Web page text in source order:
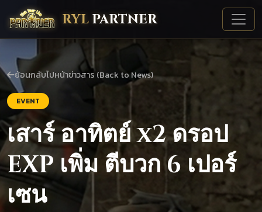
RYL PARTNER
ย้อนกลับไปหน้าข่าวสาร (Back to News)
EVENT
เสาร์ อาทิตย์ x2 ดรอป
EXP เพิ่ม ตีบวก 6 เปอร์
เซน